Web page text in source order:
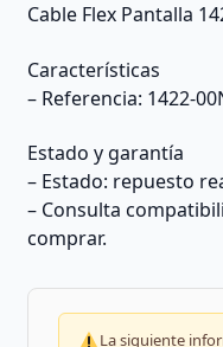
Cable Flex Pantalla
Características
– Referencia: 1422-
Estado y garantía
– Estado: repuesto
– Consulta
comprar.
La siguiente